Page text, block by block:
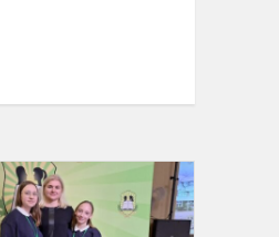
Tarptautinė
konferencija
„Meno